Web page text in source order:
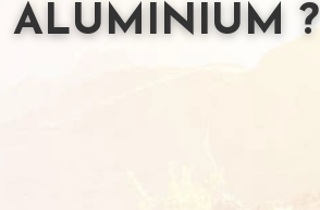
ALUMINIUM ?